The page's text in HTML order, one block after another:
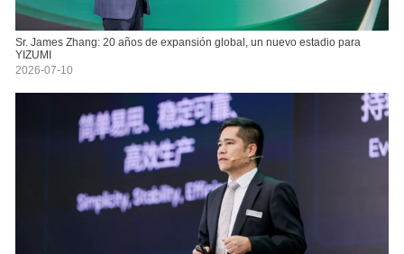
Sr. James Zhang: 20 años de expansión global, un nuevo estadio para
YIZUMI
2026-07-10